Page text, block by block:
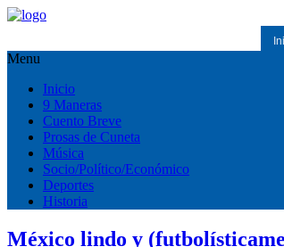
Menu
Inicio
9 Maneras
Cuento Breve
Prosas de Cuneta
Música
Socio/Político/Económico
Deportes
Historia
México lindo y